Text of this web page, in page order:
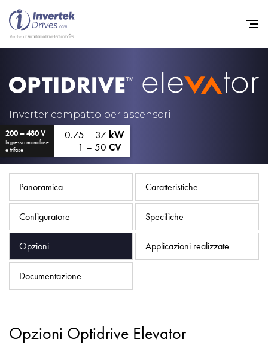
Inverter compatto per ascensori
200 – 480 V
Ingresso monofase
e trifase
0.75 – 37 kW
1 – 50 CV
Panoramica Caratteristiche
Configuratore Specifiche
Opzioni Applicazioni realizzate
Documentazione
Opzioni Optidrive Elevator
Home
Novità
Opportunità di lavoro
Informazioni
Contatti